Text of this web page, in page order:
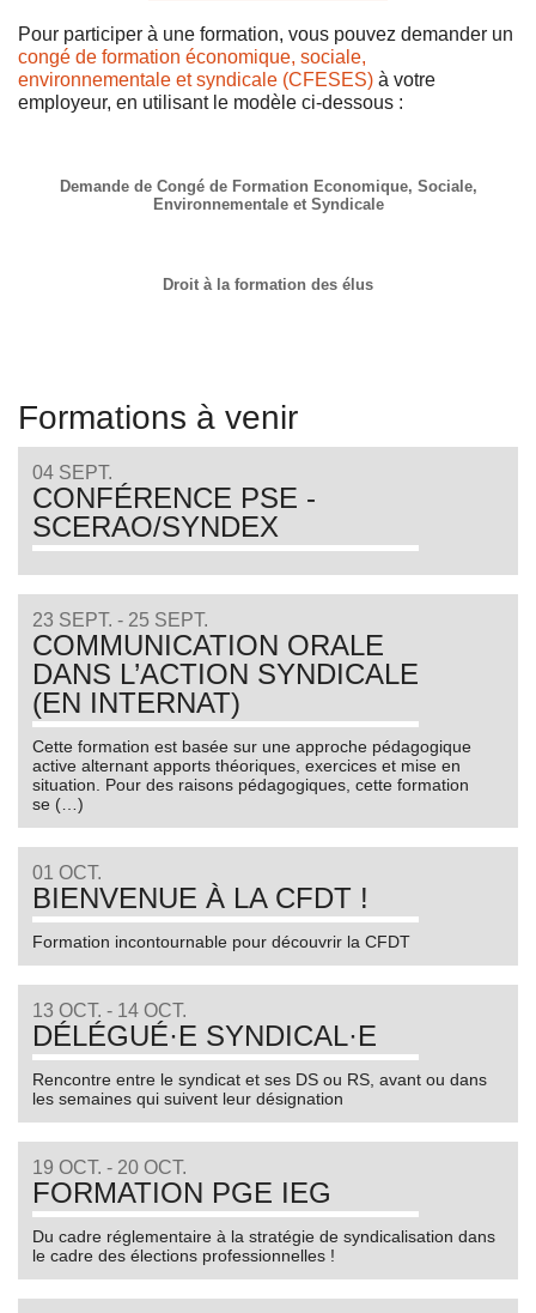
Pour participer à une formation, vous pouvez demander un
congé de formation économique, sociale,
environnementale et syndicale (CFESES) à votre
employeur, en utilisant le modèle ci-dessous :
Demande de Congé de Formation Economique, Sociale,
Environnementale et Syndicale
Droit à la formation des élus
Formations à venir
04 SEPT.
CONFÉRENCE PSE -
SCERAO/SYNDEX
23 SEPT. - 25 SEPT.
COMMUNICATION ORALE
DANS L’ACTION SYNDICALE
(EN INTERNAT)
Cette formation est basée sur une approche pédagogique
active alternant apports théoriques, exercices et mise en
situation. Pour des raisons pédagogiques, cette formation
se (…)
01 OCT.
BIENVENUE À LA CFDT !
Formation incontournable pour découvrir la CFDT
13 OCT. - 14 OCT.
DÉLÉGUÉ·E SYNDICAL·E
Rencontre entre le syndicat et ses DS ou RS, avant ou dans
les semaines qui suivent leur désignation
19 OCT. - 20 OCT.
FORMATION PGE IEG
Du cadre réglementaire à la stratégie de syndicalisation dans
le cadre des élections professionnelles !